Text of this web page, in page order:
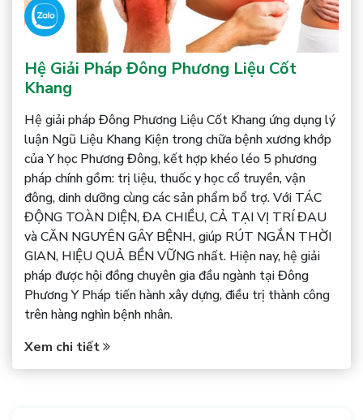
Hệ Giải Pháp Đông Phương Liệu Cốt
Khang
Hệ giải pháp Đông Phương Liệu Cốt Khang ứng dụng lý
luận Ngũ Liệu Khang Kiện trong chữa bệnh xương khớp
của Y học Phương Đông, kết hợp khéo léo 5 phương
pháp chính gồm: trị liệu, thuốc y học cổ truyền, vận
đông, dinh dưỡng cùng các sản phẩm bổ trợ. Với TÁC
ĐỘNG TOÀN DIỆN, ĐA CHIỀU, CẢ TẠI VỊ TRÍ ĐAU
và CĂN NGUYÊN GÂY BỆNH, giúp RÚT NGẮN THỜI
GIAN, HIỆU QUẢ BỀN VỮNG nhất. Hiện nay, hệ giải
pháp được hội đồng chuyên gia đầu ngành tại Đông
Phương Y Pháp tiến hành xây dựng, điều trị thành công
trên hàng nghìn bệnh nhân.
Xem chi tiết